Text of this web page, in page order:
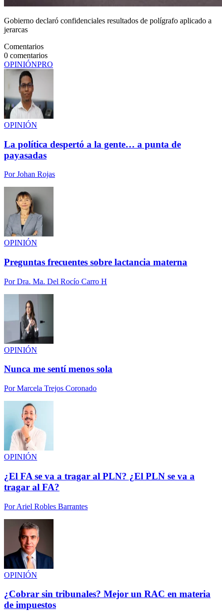
Gobierno declaró confidenciales resultados de polígrafo aplicado a
jerarcas
Comentarios
0 comentarios
OPINIÓNPRO
OPINIÓN
La política despertó a la gente… a punta de
payasadas
PorJohan Rojas
OPINIÓN
Preguntas frecuentes sobre lactancia materna
PorDra. Ma. Del Rocío Carro H
OPINIÓN
Nunca me sentí menos sola
PorMarcela Trejos Coronado
OPINIÓN
¿El FA se va a tragar al PLN? ¿El PLN se va a
tragar al FA?
PorAriel Robles Barrantes
OPINIÓN
¿Cobrar sin tribunales? Mejor un RAC en materia
de impuestos